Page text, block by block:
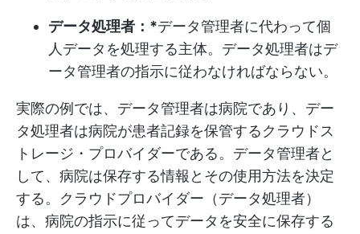
データ処理者：*データ管理者に代わって個
人データを処理する主体。データ処理者はデ
ータ管理者の指示に従わなければならない。
実際の例では、データ管理者は病院であり、デー
タ処理者は病院が患者記録を保管するクラウドス
トレージ・プロバイダーである。データ管理者と
して、病院は保存する情報とその使用方法を決定
する。クラウドプロバイダー（データ処理者）
は、病院の指示に従ってデータを安全に保存する